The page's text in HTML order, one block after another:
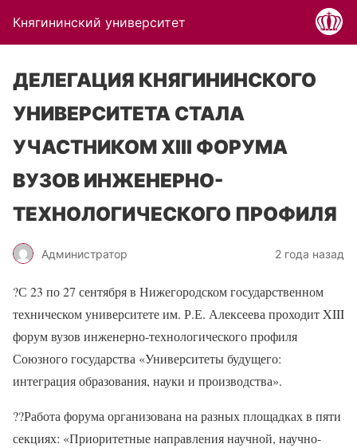
Княгининский университет
ДЕЛЕГАЦИЯ КНЯГИНИНСКОГО
УНИВЕРСИТЕТА СТАЛА
УЧАСТНИКОМ XIII ФОРУМА
ВУЗОВ ИНЖЕНЕРНО-
ТЕХНОЛОГИЧЕСКОГО ПРОФИЛЯ
Администратор 2 года назад
?С 23 по 27 сентября в Нижегородском государственном
техническом университете им. Р.Е. Алексеева проходит XIII
форум вузов инженерно-технологического профиля
Союзного государства «Университеты будущего:
интеграция образования, науки и производства».
??Работа форума организована на разных площадках в пяти
секциях: «Приоритетные направления научной, научно-